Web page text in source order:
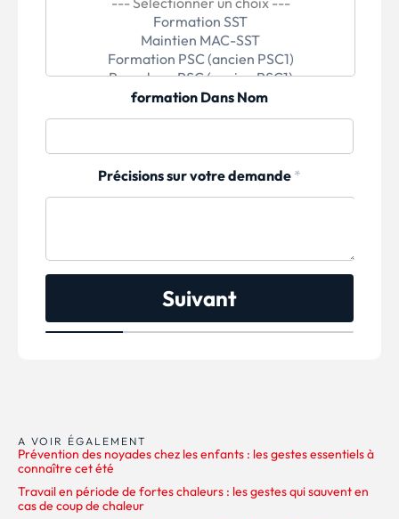
formation Dans Nom
Précisions sur votre demande *
Suivant
A VOIR ÉGALEMENT
Prévention des noyades chez les enfants : les gestes essentiels à
connaître cet été
Travail en période de fortes chaleurs : les gestes qui sauvent en
cas de coup de chaleur